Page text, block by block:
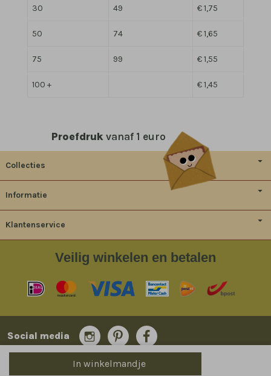
In winkelmandje
30 49 € 1,75
50 74 € 1,65
75 99 € 1,55
100 + € 1,45
Proefdruk vanaf 1 euro
Collecties
Informatie
Klantenservice
Veilig winkelen en betalen
Social media
© 2014-2026 Bladergoud